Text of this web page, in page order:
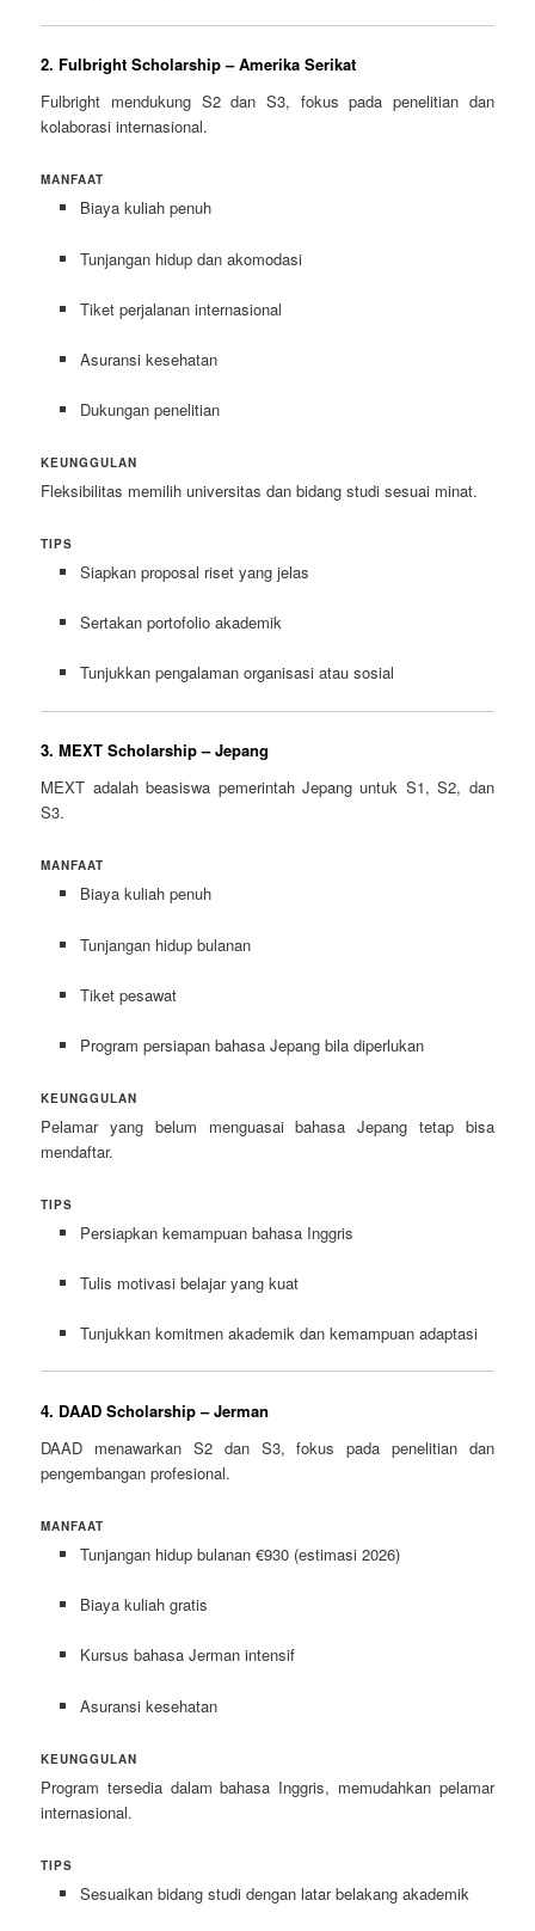
2. Fulbright Scholarship – Amerika Serikat
Fulbright mendukung S2 dan S3, fokus pada penelitian dan
kolaborasi internasional.
MANFAAT
Biaya kuliah penuh
Tunjangan hidup dan akomodasi
Tiket perjalanan internasional
Asuransi kesehatan
Dukungan penelitian
KEUNGGULAN
Fleksibilitas memilih universitas dan bidang studi sesuai minat.
TIPS
Siapkan proposal riset yang jelas
Sertakan portofolio akademik
Tunjukkan pengalaman organisasi atau sosial
3. MEXT Scholarship – Jepang
MEXT adalah beasiswa pemerintah Jepang untuk S1, S2, dan
S3.
MANFAAT
Biaya kuliah penuh
Tunjangan hidup bulanan
Tiket pesawat
Program persiapan bahasa Jepang bila diperlukan
KEUNGGULAN
Pelamar yang belum menguasai bahasa Jepang tetap bisa
mendaftar.
TIPS
Persiapkan kemampuan bahasa Inggris
Tulis motivasi belajar yang kuat
Tunjukkan komitmen akademik dan kemampuan adaptasi
4. DAAD Scholarship – Jerman
DAAD menawarkan S2 dan S3, fokus pada penelitian dan
pengembangan profesional.
MANFAAT
Tunjangan hidup bulanan €930 (estimasi 2026)
Biaya kuliah gratis
Kursus bahasa Jerman intensif
Asuransi kesehatan
KEUNGGULAN
Program tersedia dalam bahasa Inggris, memudahkan pelamar
internasional.
TIPS
Sesuaikan bidang studi dengan latar belakang akademik